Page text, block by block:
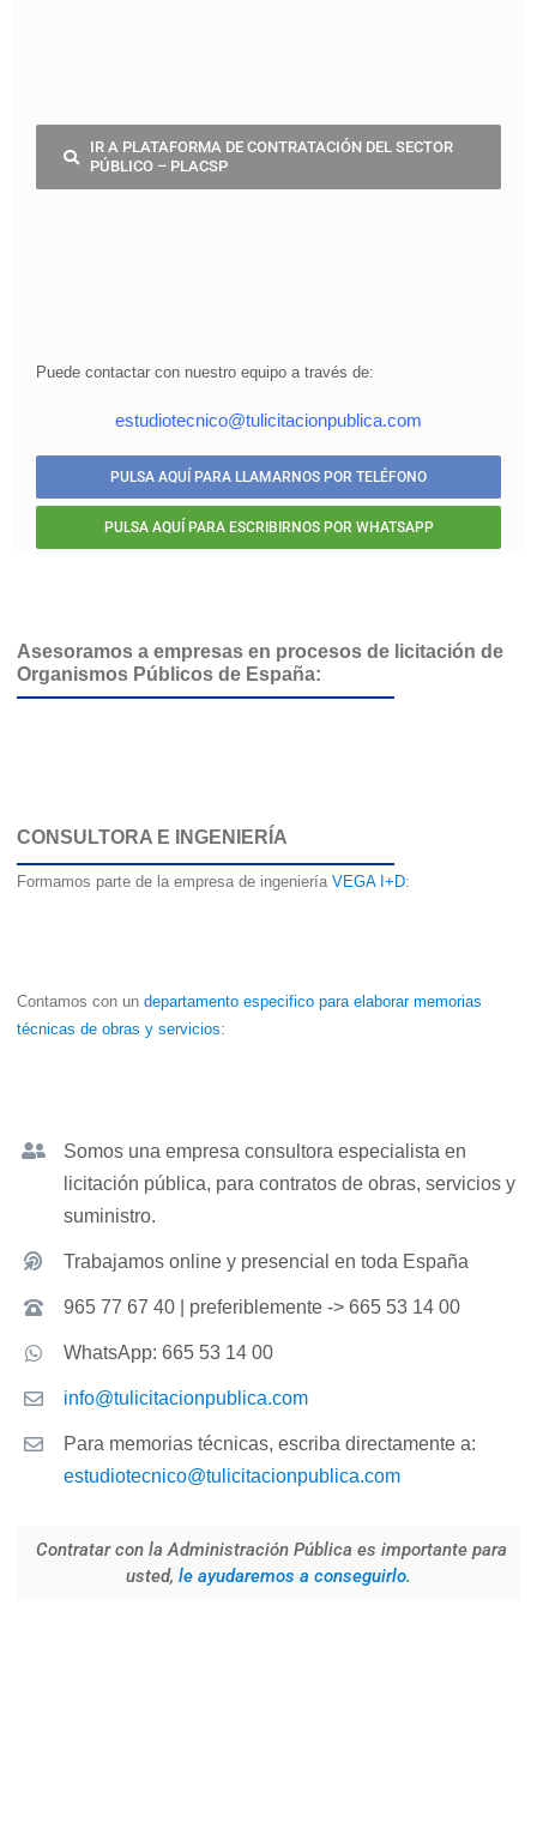
IR A PLATAFORMA DE CONTRATACIÓN DEL SECTOR
PÚBLICO – PLACSP
Puede contactar con nuestro equipo a través de:
estudiotecnico@tulicitacionpublica.com
PULSA AQUÍ PARA LLAMARNOS POR TELÉFONO
PULSA AQUÍ PARA ESCRIBIRNOS POR WHATSAPP
Asesoramos a empresas en procesos de licitación de
Organismos Públicos de España:
CONSULTORA E INGENIERÍA
Formamos parte de la empresa de ingenieríaVEGA I+D:
Contamos con undepartamento especifico para elaborar memorias
técnicas de obras y servicios:
Somos una empresa consultora especialista en
licitación pública, para contratos de obras, servicios y
suministro.
Trabajamos online y presencial en toda España
965 77 67 40 | preferiblemente -> 665 53 14 00
WhatsApp: 665 53 14 00
info@tulicitacionpublica.com
Para memorias técnicas, escriba directamente a:
estudiotecnico@tulicitacionpublica.com
Contratar con la Administración Pública es importante para
usted, le ayudaremos a conseguirlo.